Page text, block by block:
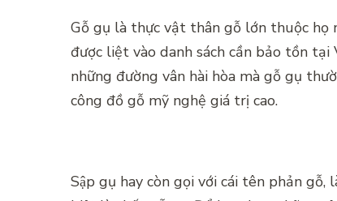
Gỗ gụ là thực vật thân gỗ lớn thuộc
được liệt vào danh sách cần bảo tồn
những đường vân hài hòa mà gỗ gụ
công đồ gỗ mỹ nghệ giá trị cao.
Sập gụ hay còn gọi với cái tên phản